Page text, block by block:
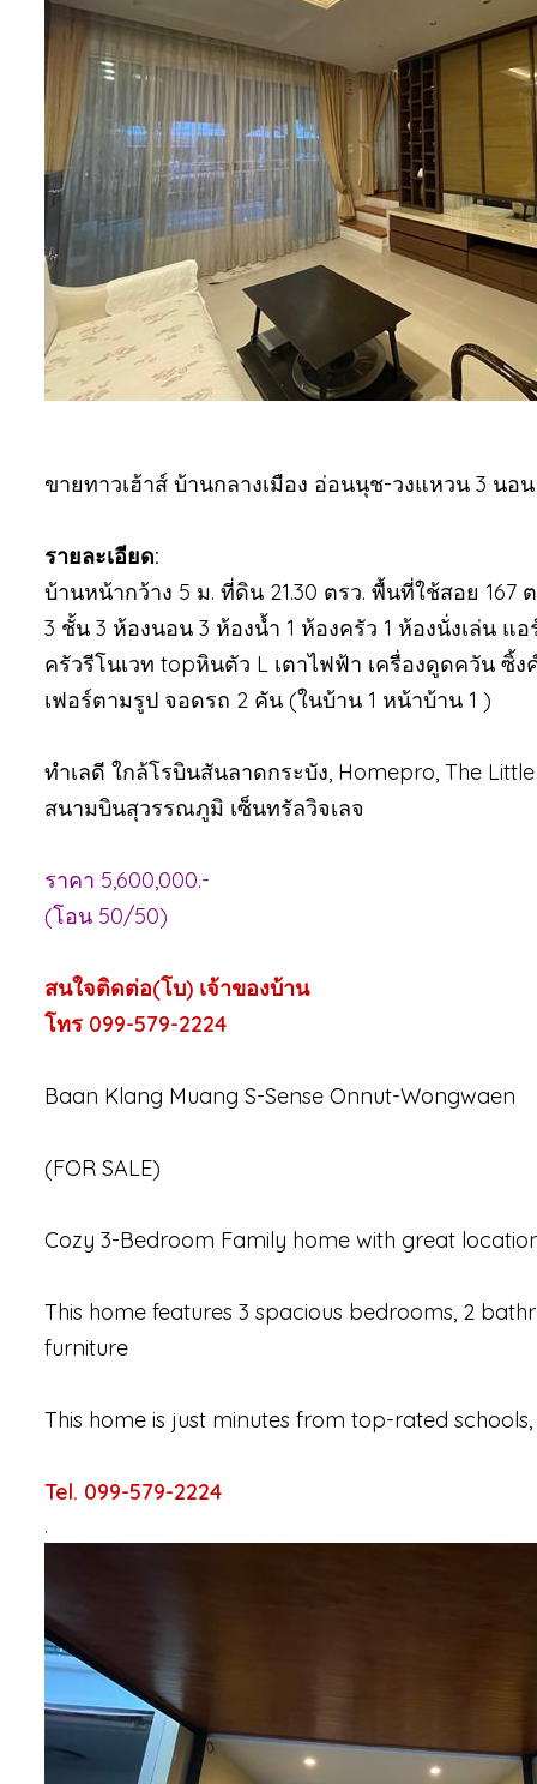
ขายทาวเฮ้าส์ บ้านกลางเมือง อ่อนนุช-วงแหวน 3 นอ
รายละเอียด:
บ้านหน้ากว้าง 5 ม. ที่ดิน 21.30 ตรว. พื้นที่ใช้สอย 167
3 ชั้น 3 ห้องนอน 3 ห้องน้ำ 1 ห้องครัว 1 ห้องนั่งเล่น แ
ครัวรีโนเวท topหินตัว L เตาไฟฟ้า เครื่องดูดควัน ซิ้ง
เฟอร์ตามรูป จอดรถ 2 คัน (ในบ้าน 1 หน้าบ้าน 1 )
ทำเลดี ใกล้โรบินสันลาดกระบัง, Homepro, The
สนามบินสุวรรณภูมิ เซ็นทรัลวิจเลจ
ราคา 5,600,000.-
(โอน 50/50)
สนใจติดต่อ(โบ) เจ้าของบ้าน
โทร 099-579-2224
Baan Klang Muang S-Sense Onnut-Wongwaen
(FOR SALE)
Cozy 3-Bedroom Family home with great
This home features 3 spacious bedrooms, 2
furniture
This home is just minutes from top-rated
Tel. 099-579-2224
.